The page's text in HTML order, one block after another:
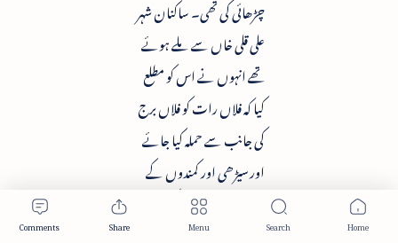
چڑھائی کی تھی۔ ساکنان شہر
علی قلی خاں سے ملے ہوئے
تھے انہوں نے اس کو مطلع
کیا کہ فلاں رات کو فلاں برج
کی جانب سے حملہ کیا جائے
اور سیڑھی اور کمندوں کے
ذریعہ سے مدد دیں گے تاکہ
فوج قلعہ میں آسانی سے داخل